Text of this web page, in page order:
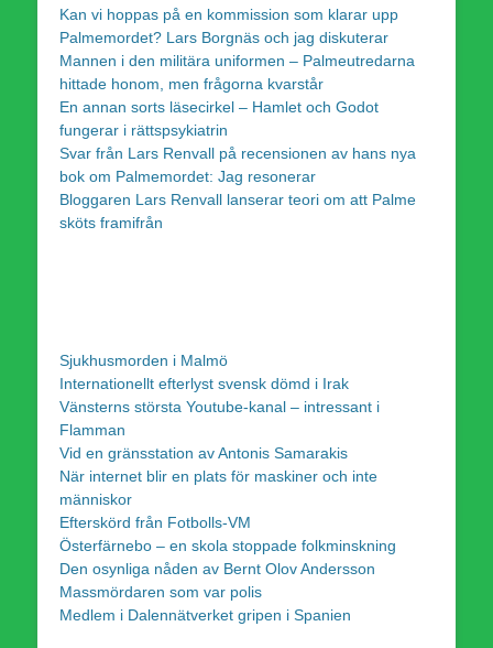
Kan vi hoppas på en kommission som klarar upp
Palmemordet? Lars Borgnäs och jag diskuterar
Mannen i den militära uniformen – Palmeutredarna
hittade honom, men frågorna kvarstår
En annan sorts läsecirkel – Hamlet och Godot
fungerar i rättspsykiatrin
Svar från Lars Renvall på recensionen av hans nya
bok om Palmemordet: Jag resonerar
Bloggaren Lars Renvall lanserar teori om att Palme
sköts framifrån
Sjukhusmorden i Malmö
Internationellt efterlyst svensk dömd i Irak
Vänsterns största Youtube-kanal – intressant i
Flamman
Vid en gränsstation av Antonis Samarakis
När internet blir en plats för maskiner och inte
människor
Efterskörd från Fotbolls-VM
Österfärnebo – en skola stoppade folkminskning
Den osynliga nåden av Bernt Olov Andersson
Massmördaren som var polis
Medlem i Dalennätverket gripen i Spanien